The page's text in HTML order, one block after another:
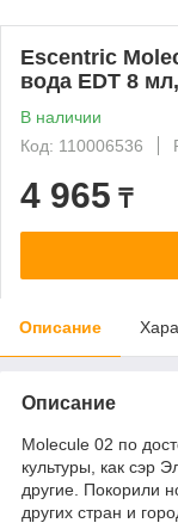
Escentric
вода EDT 8
В наличии
Код: 110006536
4 965 ₸
Описание
Описание
Molecule 02 по
культуры, как сэр
другие. Покорили
других стран и